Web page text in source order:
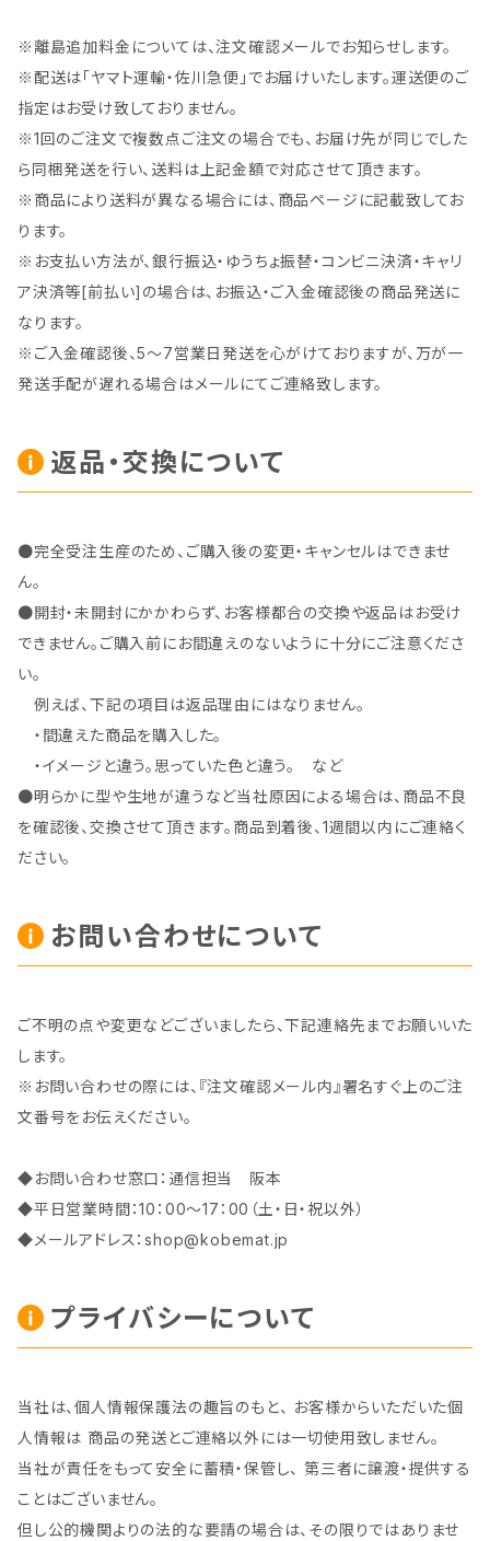
※離島追加料金については、注文確認メールでお知らせします。
※配送は「ヤマト運輸・佐川急便」でお届けいたします。運送便のご
指定はお受け致しておりません。
※1回のご注文で複数点ご注文の場合でも、お届け先が同じでした
ら同梱発送を行い、送料は上記金額で対応させて頂きます。
※商品により送料が異なる場合には、商品ページに記載致してお
ります。
※お支払い方法が、銀行振込・ゆうちょ振替・コンビニ決済・キャリ
ア決済等[前払い]の場合は、お振込・ご入金確認後の商品発送に
なります。
※ご入金確認後、5～7営業日発送を心がけておりますが、万が一
発送手配が遅れる場合はメールにてご連絡致します。
返品・交換について
●完全受注生産のため、ご購入後の変更・キャンセルはできませ
ん。
●開封・未開封にかかわらず、お客様都合の交換や返品はお受け
できません。ご購入前にお間違えのないように十分にご注意くださ
い。
例えば、下記の項目は返品理由にはなりません。
・間違えた商品を購入した。
・イメージと違う。思っていた色と違う。 など
●明らかに型や生地が違うなど当社原因による場合は、商品不良
を確認後、交換させて頂きます。商品到着後、1週間以内にご連絡く
ださい。
お問い合わせについて
ご不明の点や変更などございましたら、下記連絡先までお願いいた
します。
※お問い合わせの際には、『注文確認メール内』署名すぐ上のご注
文番号をお伝えください。
◆お問い合わせ窓口：通信担当 阪本
◆平日営業時間：10：00～17：00（土・日・祝以外）
◆メールアドレス：shop@kobemat.jp
プライバシーについて
当社は、個人情報保護法の趣旨のもと、 お客様からいただいた個
人情報は 商品の発送とご連絡以外には一切使用致しません。
当社が責任をもって安全に蓄積・保管し、 第三者に譲渡・提供する
ことはございません。
但し公的機関よりの法的な要請の場合は、その限りではありませ